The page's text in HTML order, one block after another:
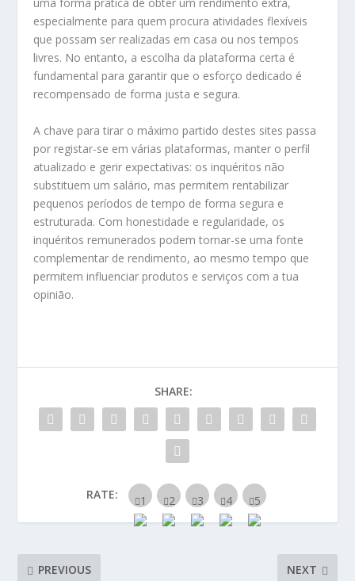
uma forma prática de obter um rendimento extra,
especialmente para quem procura atividades flexíveis
que possam ser realizadas em casa ou nos tempos
livres. No entanto, a escolha da plataforma certa é
fundamental para garantir que o esforço dedicado é
recompensado de forma justa e segura.
A chave para tirar o máximo partido destes sites passa
por registar-se em várias plataformas, manter o perfil
atualizado e gerir expectativas: os inquéritos não
substituem um salário, mas permitem rentabilizar
pequenos períodos de tempo de forma segura e
estruturada. Com honestidade e regularidade, os
inquéritos remunerados podem tornar-se uma fonte
complementar de rendimento, ao mesmo tempo que
permitem influenciar produtos e serviços com a tua
opinião.
SHARE:
RATE:
PREVIOUS NEXT